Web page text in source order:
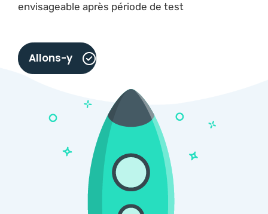
envisageable après période de test
Allons-y